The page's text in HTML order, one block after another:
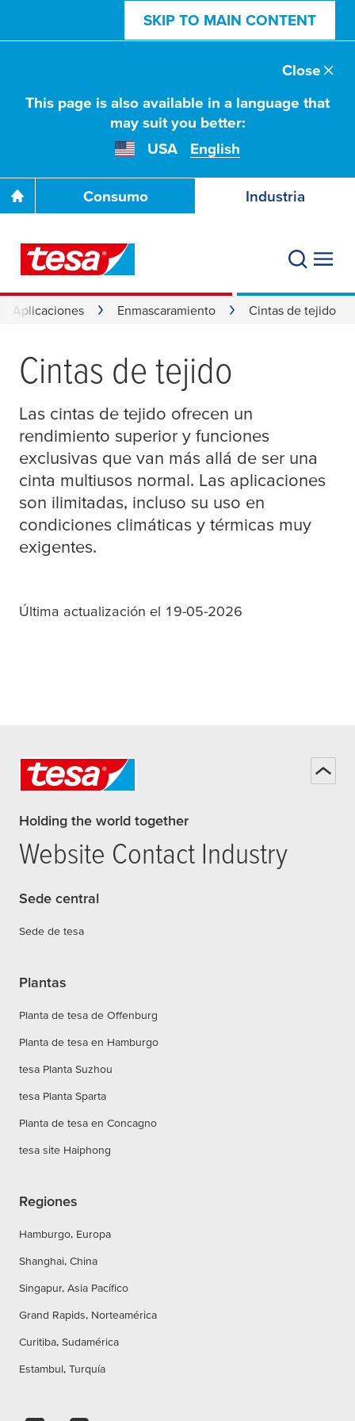
SKIP TO MAIN CONTENT
This page is also available in a language that
may suit you better:
USA
English
Close
Consumo Industria
Aplicaciones Enmascaramiento Cintas de tejido
Cintas de tejido
Las cintas de tejido ofrecen un
rendimiento superior y funciones
exclusivas que van más allá de ser una
cinta multiusos normal. Las aplicaciones
son ilimitadas, incluso su uso en
condiciones climáticas y térmicas muy
exigentes.
Última actualización el 19-05-2026
Holding the world together
Website Contact Industry
Sede central
Sede de tesa
Plantas
Planta de tesa de Offenburg
Planta de tesa en Hamburgo
tesa Planta Suzhou
tesa Planta Sparta
Planta de tesa en Concagno
tesa site Haiphong
Regiones
Hamburgo, Europa
Shanghai, China
Singapur, Asia Pacífico
Grand Rapids, Norteamérica
Curitiba, Sudamérica
Estambul, Turquía